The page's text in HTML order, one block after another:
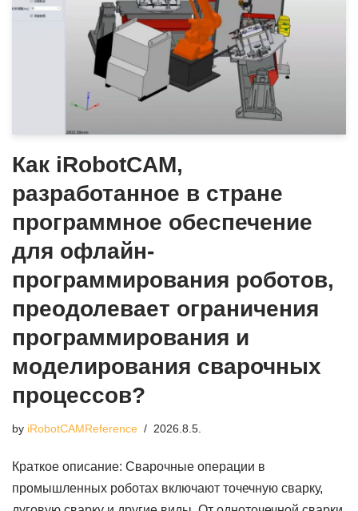
Как iRobotCAM,
разработанное в стране
программное обеспечение
для офлайн-
программирования роботов,
преодолевает ограничения
программирования и
моделирования сварочных
процессов?
by iRobotCAMReference 2026.8.5.
Краткое описание: Сварочные операции в
промышленных роботах включают точечную сварку,